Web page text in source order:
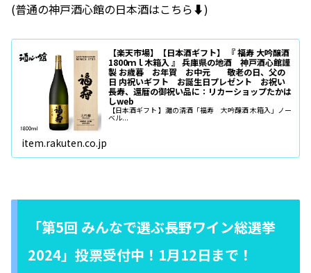
(普通の神戸酒心館の日本酒はこちら⬇️)
【楽天市場】【日本酒ギフト】 『 福寿 大吟醸酒
1800ｍｌ木箱入 』 兵庫県の地酒 神戸酒心館謹
製 お歳暮 お年賀 お中元 敬老の日、父の
日 内祝いギフト お誕生日プレゼント お祝い
長寿、還暦の御祝い品に：リカーショップたかは
しweb
【日本酒ギフト 】灘の清酒「福寿 大吟醸酒 木箱入」ノー
ベル...
item.rakuten.co.jp
「第5回 みんなで選ぶ長野ワイン総選挙
2024」投票受付中！1月12日まで！